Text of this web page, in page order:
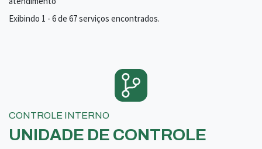
Exibindo 1 - 6 de 67 serviços encontrados.
CONTROLE INTERNO
UNIDADE DE CONTROLE